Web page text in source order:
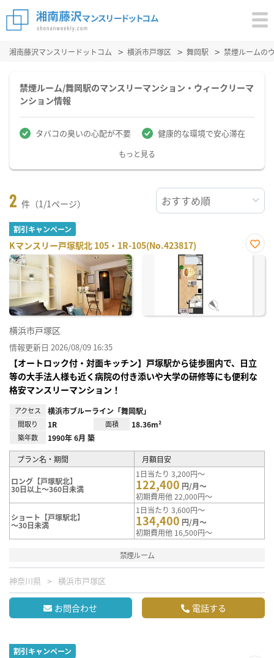
湘南藤沢マンスリードットコム 横浜市戸塚区 舞岡駅 禁煙ルームの
禁煙ルーム/舞岡駅のマンスリーマンション・ウィークリーマ
ンション情報
タバコの臭いの心配が不要 健康的な環境で安心滞在
もっと見る
2 件（1/1ページ）
割引キャンペーン
Kマンスリー戸塚駅北 105・1R-105(No.423817)
お気
横浜市戸塚区
情報更新日 2026/08/09 16:35
【オートロック付・対面キッチン】戸塚駅から徒歩圏内で、日立
等の大手法人様も近く病院の付き添いや大学の研修等にも便利な
格安マンスリーマンション！
アクセス 横浜市ブルーライン「舞岡駅」
間取り 1R 面積 18.36m²
築年数 1990年 6月 築
プラン名・期間 月額目安
ロング【戸塚駅北】
30日以上～360日未満
1日当たり 3,200円～
122,400 円/月～
初期費用他 22,000円～
ショート【戸塚駅北】
～30日未満
1日当たり 3,600円～
134,400 円/月～
初期費用他 16,500円～
禁煙ルーム
神奈川県 横浜市戸塚区
お問合わせ 電話する
割引キャンペーン